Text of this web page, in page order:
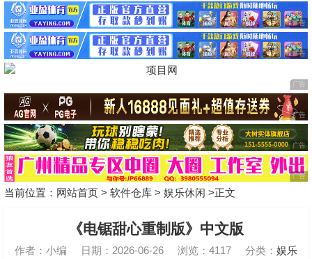
当前位置： 网站首页 > 软件仓库 > 娱乐休闲 >正文
《电锯甜心重制版》中文版
作者：小编 日期：2026-06-26 浏览：4117 分类： 娱乐